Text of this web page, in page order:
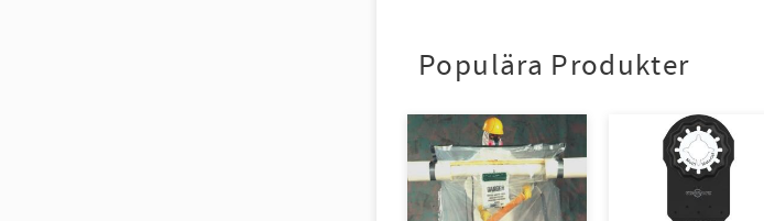
Populära Produkter